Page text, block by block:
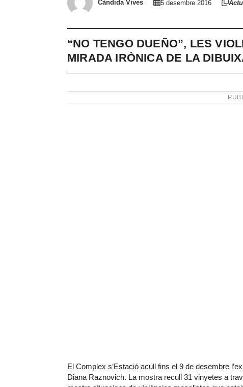
Càndida Vives 5 desembre 2016
“NO TENGO DUEÑO”, LES
MIRADA IRÒNICA DE LA
El Complex s’Estació acull fins el 9 de desembre
Diana Raznovich. La mostra recull 31 vinyetes a